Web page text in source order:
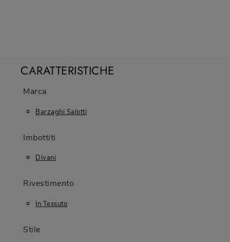
CARATTERISTICHE
Marca
Barzaghi Salotti
Imbottiti
Divani
Rivestimento
In Tessuto
Stile